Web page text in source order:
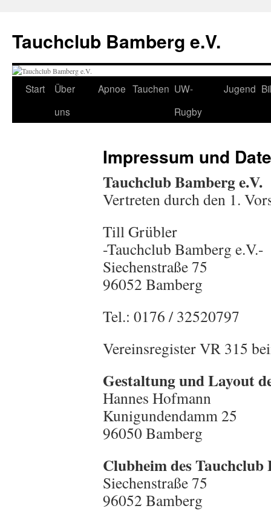
Tauchclub Bamberg e.V.
Start
Über
uns
Apnoe Tauchen UW-
Rugby
Jugend
Impressum und
Tauchclub Bamberg e.V.
Vertreten durch den 1.
Till Grübler
-Tauchclub Bamberg e.V.-
Siechenstraße 75
96052 Bamberg
Tel.: 0176 / 32520797
Vereinsregister VR 315
Gestaltung und Layout
Hannes Hofmann
Kunigundendamm 25
96050 Bamberg
Clubheim des Tauchclub
Siechenstraße 75
96052 Bamberg